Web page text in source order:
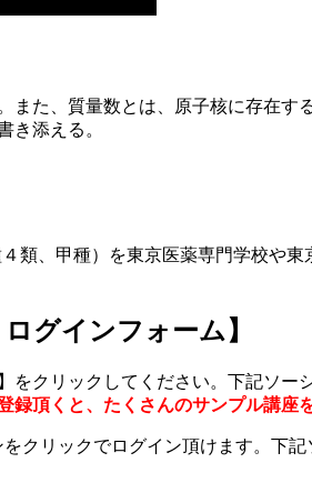
た、質量数とは­、原子核に存在
き添える。
、甲種）を東­京医薬専門学校や
グインフォーム】
をクリックしてください。下記ソ
録頂くと、たくさんのサンプル講座
をクリックでログイン頂けます。下